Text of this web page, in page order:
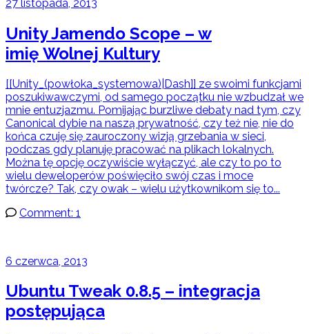
27 listopada, 2013
Unity Jamendo Scope – w
imię Wolnej Kultury
[[Unity_(powłoka_systemowa)|Dash]] ze swoimi funkcjami
poszukiwawczymi, od samego początku nie wzbudzał we
mnie entuzjazmu. Pomijając burzliwe debaty nad tym, czy
Canonical dybie na naszą prywatność, czy też nie, nie do
końca czuję się zauroczony wizją grzebania w sieci,
podczas gdy planuję pracować na plikach lokalnych.
Można tę opcję oczywiście wyłączyć, ale czy to po to
wielu deweloperów poświęciło swój czas i moce
twórcze? Tak, czy owak – wielu użytkownikom się to...
Comment: 1
6 czerwca, 2013
Ubuntu Tweak 0.8.5 – integracja
postępująca